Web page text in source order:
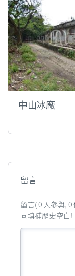
中山冰廠
留言
留言( 0 人參與,
同填補歷史空白!